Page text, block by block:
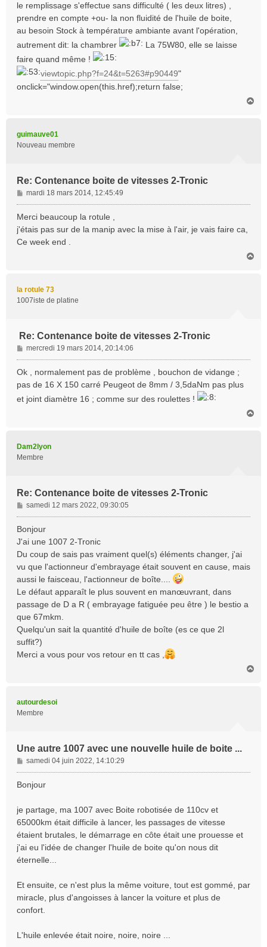
e
le remplissage s'effectue sans difficulté ( les deux litres) ,
prendre en compte +ou- la non fluidité de l'huile de boite,
au besoin Stock à température ambiante avant l'opération,
autrement dit: la chambrer
La 75W80, elle se laisse
faire quand même !
viewtopic.php?f=24&t=5263#p90449"
onclick="window.open(this.href);return false;
guimauve01
Nouveau membre
Re: Contenance boite de vitesses 2-Tronic
M
e
s
s
g
mardi 18 mars 2014, 12:45:49
Merci beaucoup la rotule ,
j'étais pas sur de la manip avec la mise à l'air, je vais faire ca,
Ce week end .
la rotule 73
1007iste de platine
Re: Contenance boite de vitesses 2-Tronic
M
e
s
g
mercredi 19 mars 2014, 20:14:06
Ok , normalement pas de problème , bouchon de vidange ;
pas de 16 X 150 carré Peugeot de 8mm / 3,5daNm pas plus
et joint diamètre 16 ; comme sur des roulettes !
Dam2lyon
Membre
Re: Contenance boite de vitesses 2-Tronic
M
e
s
g
e
samedi 12 mars 2022, 09:30:05
Bonjour
J'ai une 1007 2-Tronic
Du coup de sais pas vraiment quel(s) éléments changer, j'ai
vu que l'actionneur d'embrayage était souvent en cause, mais
aussi le faisceau, l'actionneur de boîte....
Le défaut apparaît le plus souvent en manœuvrant, dans
passage de D a R ( embrayage fatiguée peu être ) le bestio a
que 67mkm.
Quelqu'un sait la quantité d'huile de boîte (es ce que 2l
suffit?)
Merci a vous pour vos retour en tt cas ,
autourdesoi
Membre
Une autre 1007 avec une nouvelle huile de boite ...
M
e
s
g
e
samedi 04 juin 2022, 14:10:29
Bonjour
je partage, ma 1007 avec Boite robotisée de 110cv et
65000km était difficile à lancer, les passages de vitesse
étaient brutales, le démarrage en côte était une prouesse et
j'ai eu l'idée de changer l'huile de boite qu'on nous dit
éternelle...
Et ensuite, ce n'est plus la même voiture, tout est gommé, par
miracle, plus d'angoisses à lancer la voiture et plus de
confort.
L'huile enlevée était noire, noire, noire ...